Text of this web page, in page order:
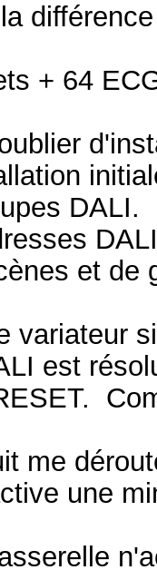
+ 64
DALI.
et de
variateur
est
me
une